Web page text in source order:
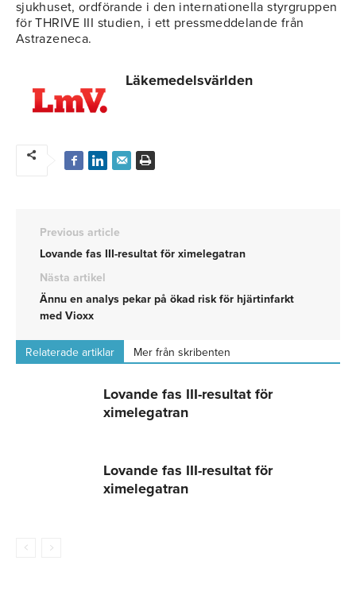
sjukhuset, ordförande i den internationella styrgruppen
för THRIVE III studien, i ett pressmeddelande från
Astrazeneca.
Läkemedelsvärlden
Previous article
Lovande fas III-resultat för ximelegatran
Nästa artikel
Ännu en analys pekar på ökad risk för hjärtinfarkt
med Vioxx
Relaterade artiklar Mer från skribenten
Lovande fas III-resultat för
ximelegatran
Lovande fas III-resultat för
ximelegatran